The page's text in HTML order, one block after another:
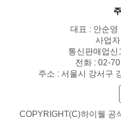
대표 : 안순영
사업
통신판매업
전화 : 02-
주소 : 서울시 강서구
COPYRIGHT(C)하이웰 공